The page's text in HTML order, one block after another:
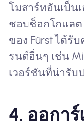
โมสาร์ทอันเป็น
ชอบช็อกโกแลต
ของ Fürst ได้รั
รนด์อื่นๆ เช่น
เวอร์ชันที่น่ารับ
4. ออกา